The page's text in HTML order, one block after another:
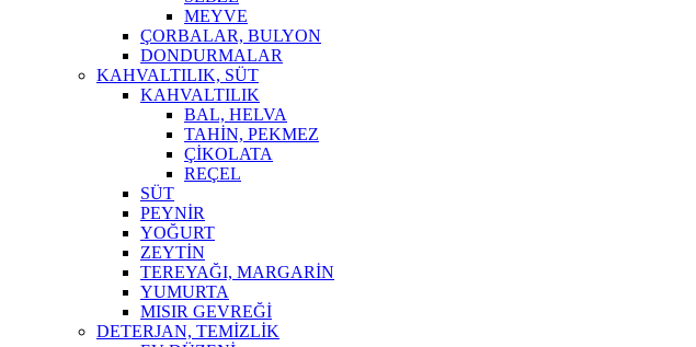
MEYVE
ÇORBALAR, BULYON
DONDURMALAR
KAHVALTILIK, SÜT
KAHVALTILIK
BAL, HELVA
TAHİN, PEKMEZ
ÇİKOLATA
REÇEL
SÜT
PEYNİR
YOĞURT
ZEYTİN
TEREYAĞI, MARGARİN
YUMURTA
MISIR GEVREĞİ
DETERJAN, TEMİZLİK